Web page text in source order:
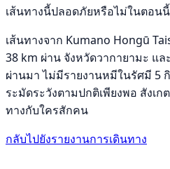
เส้นทางนี้ปลอดภัยหรือไม่ในตอน
เส้นทางจาก Kumano Hongū
38 km ผ่าน จังหวัดวากายามะ แ
ผ่านมา ไม่มีรายงานหมีในรัศมี 5
ระมัดระวังตามปกติเพียงพอ สังเ
ทางกับใครสักคน
กลับไปยังรายงานการเดินทาง